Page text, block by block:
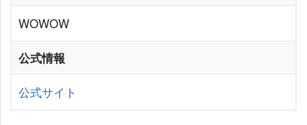
WOWOW
公式情報
公式サイト